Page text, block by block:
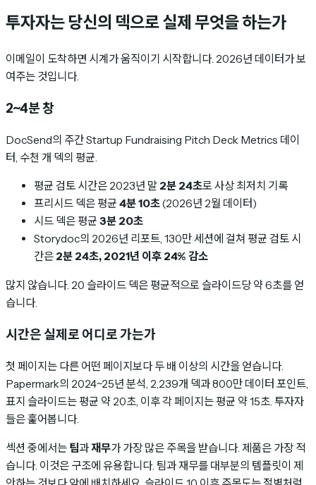
투자자는 당신의 덱으로 실제 무엇을 하는가
이메일이 도착하면 시계가 움직이기 시작합니다. 2026년 데이터가 보
여주는 것입니다.
2~4분 창
DocSend의 주간 Startup Fundraising Pitch Deck Metrics 데이
터, 수천 개 덱의 평균.
평균 검토 시간은 2023년 말 2분 24초로 사상 최저치 기록
프리시드 덱은 평균 4분 10초(2026년 2월 데이터)
시드 덱은 평균 3분 20초
Storydoc의 2026년 리포트, 130만 세션에 걸쳐 평균 검토 시
간은 2분 24초, 2021년 이후 24% 감소
많지 않습니다. 20 슬라이드 덱은 평균적으로 슬라이드당 약 6초를 얻
습니다.
시간은 실제로 어디로 가는가
첫 페이지는 다른 어떤 페이지보다 두 배 이상의 시간을 얻습니다.
Papermark의 2024~25년 분석, 2,239개 덱과 800만 데이터 포인트,
표지 슬라이드는 평균 약 20초, 이후 각 페이지는 평균 약 15초. 투자자
들은 훑어봅니다.
섹션 중에서는 팀과재무가 가장 많은 주목을 받습니다. 제품은 가장 적
습니다. 이것은 구조에 유용합니다. 팀과 재무를 대부분의 템플릿이 제